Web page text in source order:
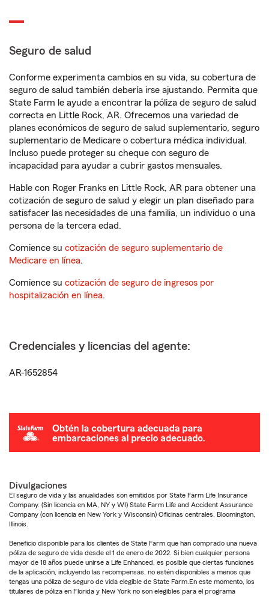
Seguro de salud
Conforme experimenta cambios en su vida, su cobertura de
seguro de salud también debería irse ajustando. Permita que
State Farm le ayude a encontrar la póliza de seguro de salud
correcta en Little Rock, AR. Ofrecemos una variedad de
planes económicos de seguro de salud suplementario, seguro
suplementario de Medicare o cobertura médica individual.
Incluso puede proteger su cheque con seguro de
incapacidad para ayudar a cubrir gastos mensuales.
Hable con Roger Franks en Little Rock, AR para obtener una
cotización de seguro de salud y elegir un plan diseñado para
satisfacer las necesidades de una familia, un individuo o una
persona de la tercera edad.
Comience su cotización de seguro suplementario de
Medicare en línea.
Comience su cotización de seguro de ingresos por
hospitalización en línea.
Credenciales y licencias del agente:
AR-1652854
Divulgaciones
El seguro de vida y las anualidades son emitidos por State Farm Life Insurance
Company. (Sin licencia en MA, NY y WI) State Farm Life and Accident Assurance
Company (con licencia en New York y Wisconsin) Oficinas centrales, Bloomington,
Illinois.
Beneficio disponible para los clientes de State Farm que han comprado una nueva
póliza de seguro de vida desde el 1 de enero de 2022. Si bien cualquier persona
mayor de 18 años puede unirse a Life Enhanced, es posible que ciertas funciones
de la aplicación, incluyendo las recompensas, no estén disponibles a menos que
tengas una póliza de seguro de vida elegible de State Farm.En este momento, los
titulares de póliza en Florida y New York no son elegibles para el programa